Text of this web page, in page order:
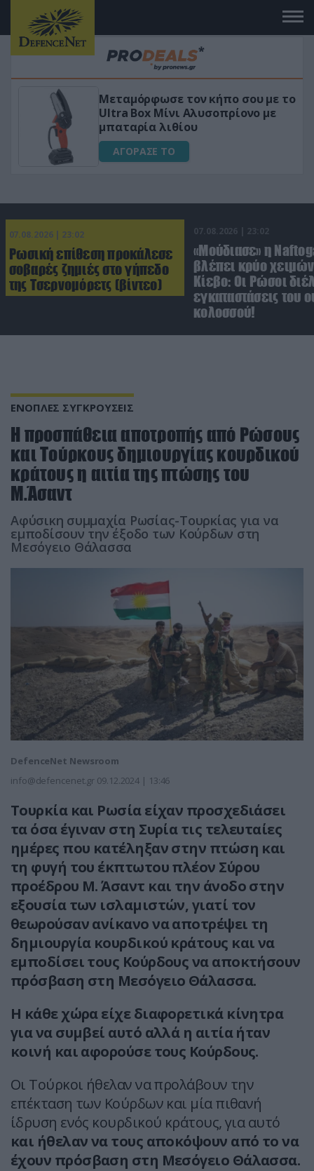
Μεταμόρφωσε τον κήπο σου με το
Ultra Box Μίνι Αλυσοπρίονο με
μπαταρία λιθίου
ΑΓΟΡΑΣΕ ΤΟ
07.08.2026 | 23:02
Ρωσική επίθεση προκάλεσε
σοβαρές ζημιές στο γήπεδο
της Τσερνομόρετς (βίντεο)
07.08.2026 | 23:02
«Μούδιασε» η
βλέπει κρύο
Κίεβο: Οι Ρώσοι
εγκαταστάσεις του
κολοσσού!
ΕΝΟΠΛΕΣ ΣΥΓΚΡΟΥΣΕΙΣ
Η προσπάθεια αποτροπής από Ρώσους
και Τούρκους δημιουργίας κουρδικού
κράτους η αιτία της πτώσης του
Μ.Άσαντ
Αφύσικη συμμαχία Ρωσίας-Τουρκίας για να
εμποδίσουν την έξοδο των Κούρδων στη
Μεσόγειο Θάλασσα
DefenceNet Newsroom
info@defencenet.gr 09.12.2024 | 13:46
Τουρκία και Ρωσία είχαν προσχεδιάσει
τα όσα έγιναν στη Συρία τις τελευταίες
ημέρες που κατέληξαν στην πτώση και
τη φυγή του έκπτωτου πλέον Σύρου
προέδρου Μ. Άσαντ και την άνοδο στην
εξουσία των ισλαμιστών,γιατί τον
θεωρούσαν ανίκανο να αποτρέψει τη
δημιουργία κουρδικού κράτους και να
εμποδίσει τους Κούρδους να αποκτήσουν
πρόσβαση στη Μεσόγειο Θάλασσα.
Η κάθε χώρα είχε διαφορετικά κίνητρα
για να συμβεί αυτό αλλά η αιτία ήταν
κοινή και αφορούσε τους Κούρδους.
Οι Τούρκοι ήθελαν να προλάβουν την
επέκταση των Κούρδων και μία πιθανή
ίδρυση ενός κουρδικού κράτους, για αυτό
και ήθελαν να τους αποκόψουν από το να
έχουν πρόσβαση στη Μεσόγειο Θάλασσα.